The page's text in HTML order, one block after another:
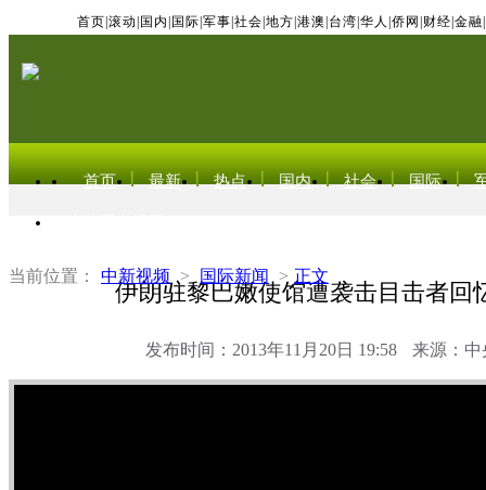
首页 滚动 国内 国际 军事 社会 地方 港澳 台湾 华人 侨网 财经 金融
首页 最新 热点 国内 社会 国际
当前位置： 中新视频 > 国际新闻 > 正文
伊朗驻黎巴嫩使馆遭袭击目击者回
发布时间：2013年11月20日 19:58 来源：中